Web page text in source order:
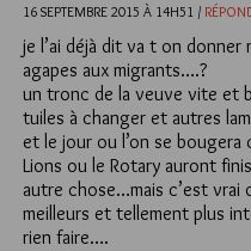
16 SEPTEMBRE 2015 À 14H51 /
je l’ai déjà dit va t on
agapes aux migrants….?
un tronc de la veuve vite et
tuiles à changer et autres
et le jour ou l’on se bougera
Lions ou le Rotary auront
autre chose…mais c’est vrai
meilleurs et tellement plus
rien faire….